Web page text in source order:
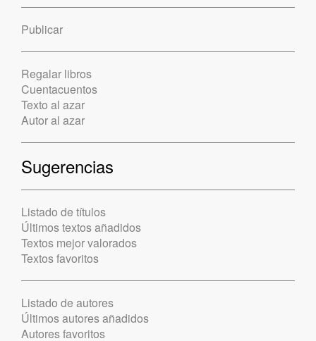
Publicar
Regalar libros
Cuentacuentos
Texto al azar
Autor al azar
Sugerencias
Listado de títulos
Últimos textos añadidos
Textos mejor valorados
Textos favoritos
Listado de autores
Últimos autores añadidos
Autores favoritos